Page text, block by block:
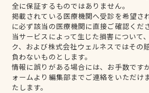
全に保証するものではありません。
掲載されている医療機関へ受診を希望さ
に必ず該当の医療機関に直接ご確認くださ
当サービスによって生じた損害について
ク、および株式会社ウェルネスではその
負わないものとします。
情報に誤りがある場合には、お手数です
ォームより編集部までご連絡をいただけ
たします。